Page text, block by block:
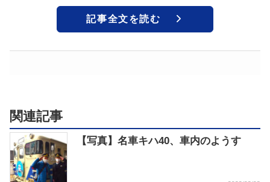
記事全文を読む
関連記事
【写真】名車キハ40、車内のようす